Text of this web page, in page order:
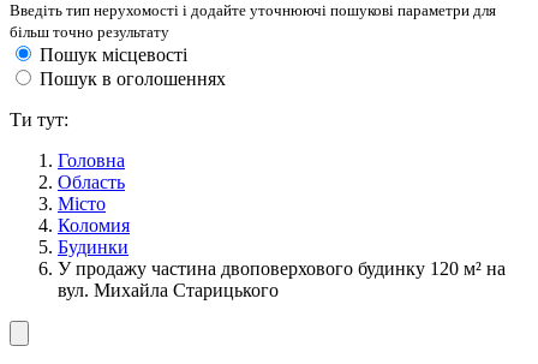
Введіть тип нерухомості і додайте уточнюючі пошукові параметри для
більш точно результату
Пошук місцевості
Пошук в оголошеннях
Ти тут:
Головна
Область
Місто
Коломия
Будинки
У продажу частина двоповерхового будинку 120 м² на
вул. Михайла Старицького